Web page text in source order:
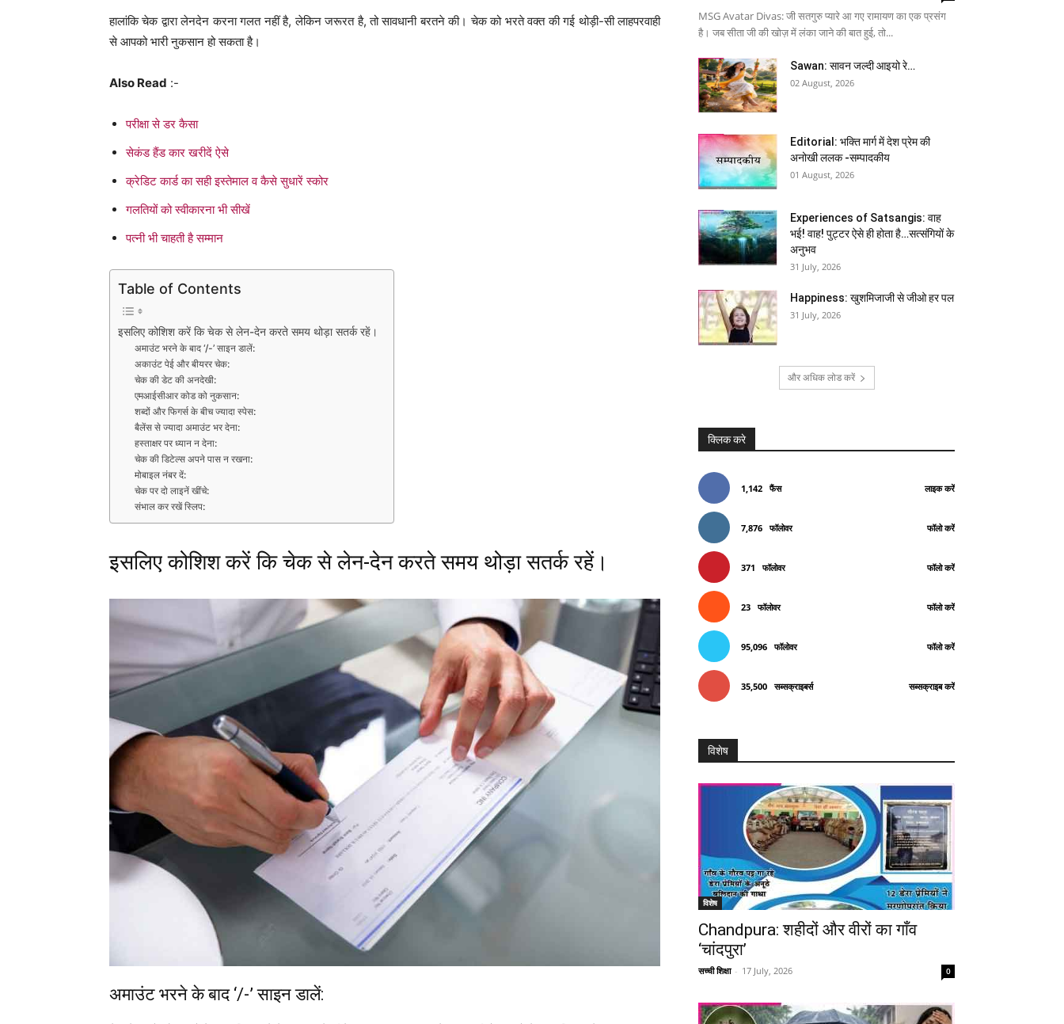
हालांकि चेक द्वारा लेनदेन करना गलत नहीं है, लेकिन जरूरत है, तो सावधानी बरतने की। चेक को भरते वक्त की गई थोड़ी-सी लाहपरवाही
से आपको भारी नुकसान हो सकता है।
Also Read :-
परीक्षा से डर कैसा
सेकंड हैंड कार खरीदें ऐसे
क्रेडिट कार्ड का सही इस्तेमाल व कैसे सुधारें स्कोर
गलतियों को स्वीकारना भी सीखें
पत्नी भी चाहती है सम्मान
Table of Contents
इसलिए कोशिश करें कि चेक से लेन-देन करते समय थोड़ा सतर्क रहें।
अमाउंट भरने के बाद ‘/-’ साइन डालें:
अकाउंट पेई और बीयरर चेक:
चेक की डेट की अनदेखी:
एमआईसीआर कोड को नुकसान:
शब्दों और फिगर्स के बीच ज्यादा स्पेस:
बैलेंस से ज्यादा अमाउंट भर देना:
हस्ताक्षर पर ध्यान न देना:
चेक की डिटेल्स अपने पास न रखना:
मोबाइल नंबर दें:
चेक पर दो लाइनें खींचे:
संभाल कर रखें स्लिप:
इसलिए कोशिश करें कि चेक से लेन-देन करते समय थोड़ा सतर्क रहें।
अमाउंट भरने के बाद ‘/-’ साइन डालें:
MSG Avatar Divas: जी सतगुरु प्यारे आ गए रामायण का एक प्रसंग
है। जब सीता जी की खोज़ में लंका जाने की बात हुई, तो...
Sawan: सावन जल्दी आइयो रे…
02 August, 2026
Editorial: भक्ति मार्ग में देश प्रेम की
अनोखी ललक -सम्पादकीय
01 August, 2026
Experiences of Satsangis: वाह
भई! वाह! पुट्टर ऐसे ही होता है…सत्संगियों के
अनुभव
31 July, 2026
Happiness: खुशमिजाजी से जीओ हर पल
31 July, 2026
और अधिक लोड करें
क्लिक करे
1,142 फैंस लाइक करें
7,876 फॉलोवर फॉलो करें
371 फॉलोवर फॉलो करें
23 फॉलोवर फॉलो करें
95,096 फॉलोवर फॉलो करें
35,500 सब्सक्राइबर्स सब्सक्राइब करें
विशेष
विशेष
Chandpura: शहीदों और वीरों का गाँव
‘चांदपुरा’
सच्ची शिक्षा - 17 July, 2026 0